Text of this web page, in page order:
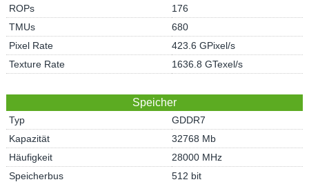
ROPs
176
TMUs
680
Pixel Rate
423.6 GPixel/s
Texture Rate
1636.8 GTexel/s
Speicher
Typ
GDDR7
Kapazität
32768 Mb
Häufigkeit
28000 MHz
Speicherbus
512 bit